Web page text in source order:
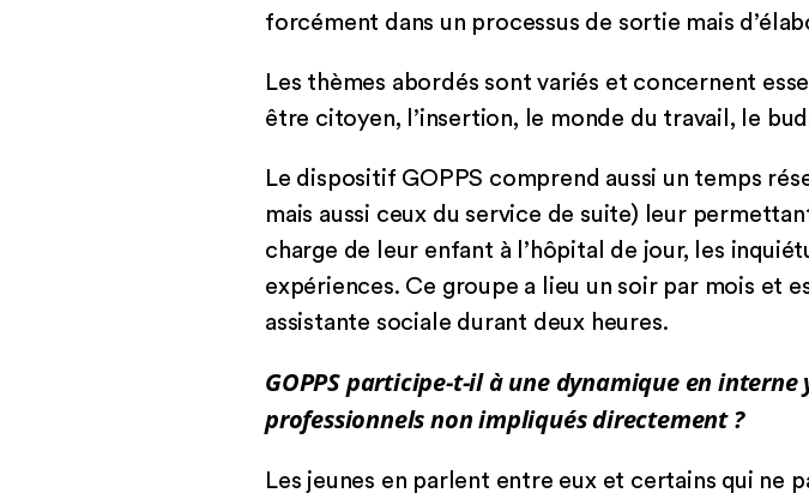
forcément dans un processus de sortie mais
Les thèmes abordés sont variés et concernent
être citoyen, l’insertion, le monde du travail, le
Le dispositif GOPPS comprend aussi un temps
mais aussi ceux du service de suite) leur
charge de leur enfant à l’hôpital de jour, les
expériences. Ce groupe a lieu un soir par mois et
assistante sociale durant deux heures.
GOPPS participe-t-il à une dynamique en interne
professionnels non impliqués directement ?
Les jeunes en parlent entre eux et certains qui ne